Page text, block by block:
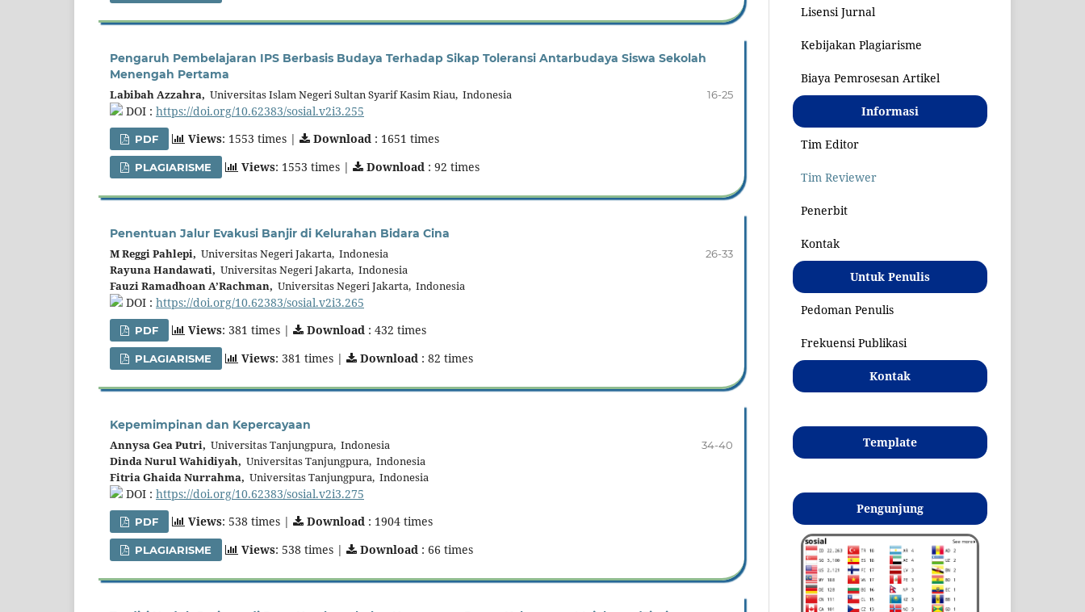
Pengaruh Pembelajaran IPS Berbasis Budaya Terhadap Sikap Toleransi Antarbudaya Siswa Sekolah
Menengah Pertama
Labibah Azzahra, Universitas Islam Negeri Sultan Syarif Kasim Riau, Indonesia 16-25
DOI : https://doi.org/10.62383/sosial.v2i3.255
PDF Views: 1553 times | Download : 1651 times
PLAGIARISME Views: 1553 times | Download : 92 times
Penentuan Jalur Evakusi Banjir di Kelurahan Bidara Cina
M Reggi Pahlepi, Universitas Negeri Jakarta, Indonesia
Rayuna Handawati, Universitas Negeri Jakarta, Indonesia
Fauzi Ramadhoan A’Rachman, Universitas Negeri Jakarta, Indonesia
26-33
DOI : https://doi.org/10.62383/sosial.v2i3.265
PDF Views: 381 times | Download : 432 times
PLAGIARISME Views: 381 times | Download : 82 times
Kepemimpinan dan Kepercayaan
Annysa Gea Putri, Universitas Tanjungpura, Indonesia
Dinda Nurul Wahidiyah, Universitas Tanjungpura, Indonesia
Fitria Ghaida Nurrahma, Universitas Tanjungpura, Indonesia
34-40
DOI : https://doi.org/10.62383/sosial.v2i3.275
PDF Views: 538 times | Download : 1904 times
PLAGIARISME Views: 538 times | Download : 66 times
Lisensi Jurnal
Kebijakan Plagiarisme
Biaya Pemrosesan Artikel
Informasi
Tim Editor
Tim Reviewer
Penerbit
Kontak
Untuk Penulis
Pedoman Penulis
Frekuensi Publikasi
Kontak
Template
Pengunjung